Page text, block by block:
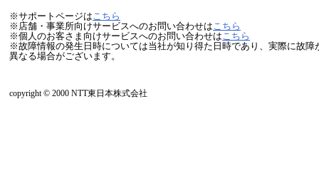
※サポートページはこちら
※店舗・事業所向けサービスへのお問い合わせはこちら
※個人のお客さま向けサービスへのお問い合わせはこちら
※故障情報の発生日時については当社が知り得た日時であり、実際に故障
異なる場合がございます。
copyright © 2000 NTT東日本株式会社